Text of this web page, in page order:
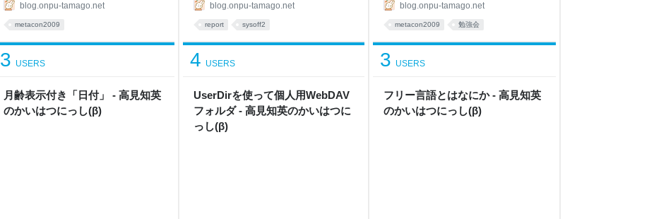
blog.onpu-tamago.net
metacon2009
blog.onpu-tamago.net
report sysoff2
blog.onpu-tamago.net
metacon2009 勉強会
月齢表示付き「日付」 - 高見知英
のかいはつにっし(β)
3 USERS
UserDirを使って個人用WebDAV
フォルダ - 高見知英のかいはつに
っし(β)
4 USERS
フリー言語とはなにか - 高見知英
のかいはつにっし(β)
3 USERS